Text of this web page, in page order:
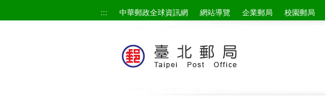
::: 中華郵政全球資訊網 網站導覽 企業郵局 校園郵局